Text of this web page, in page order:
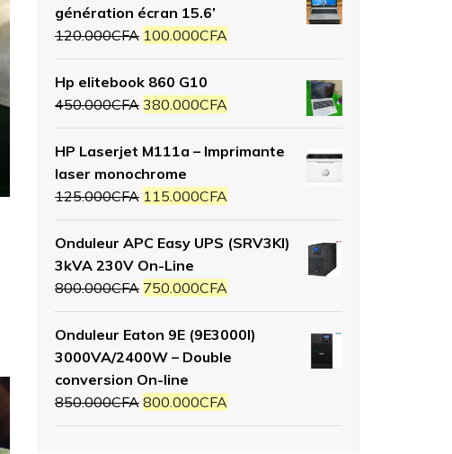
génération écran 15.6’
120.000CFA 100.000CFA
Hp elitebook 860 G10
450.000CFA 380.000CFA
HP Laserjet M111a – Imprimante
laser monochrome
125.000CFA 115.000CFA
Onduleur APC Easy UPS (SRV3KI)
3kVA 230V On-Line
800.000CFA 750.000CFA
Onduleur Eaton 9E (9E3000I)
3000VA/2400W – Double
conversion On-line
850.000CFA 800.000CFA